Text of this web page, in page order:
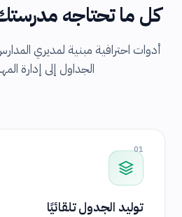
كل ما تحتاجه
أدوات احترافية مبنية لمديري
الجداول إلى إدارة
01
توليد الجدول تلقائيًا